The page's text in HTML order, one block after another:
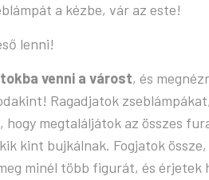
a kézbe, vár az este!
lenni!
venni a várost, és
Ragadjatok
hogy megtaláljátok az összes
kint bujkálnak. Fogjatok össze,
minél több figurát, és érjetek